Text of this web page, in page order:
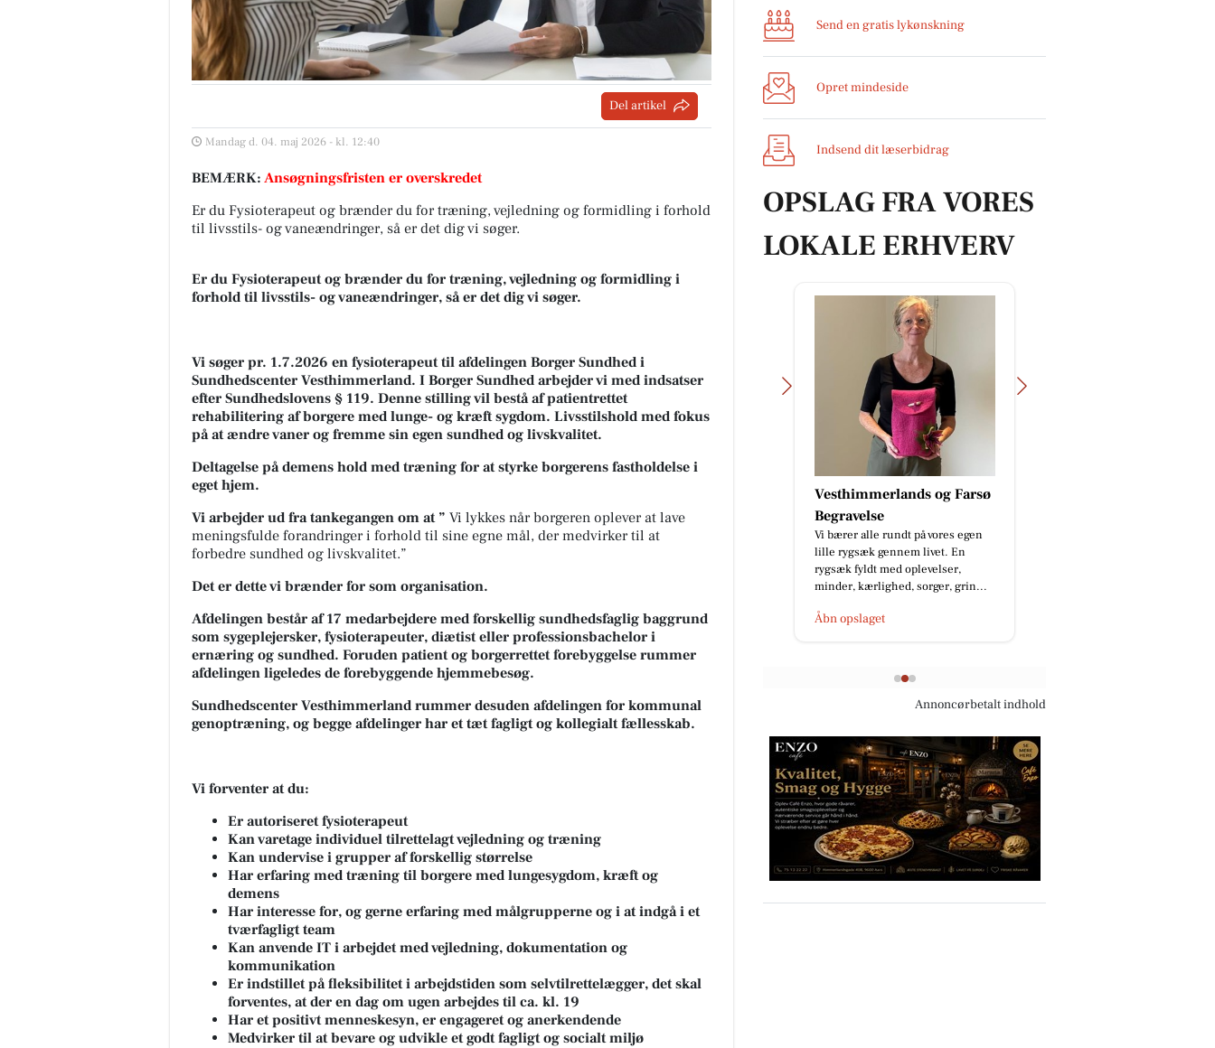
Del artikel
Mandag d. 04. maj 2026 - kl. 12:40
BEMÆRK: Ansøgningsfristen er overskredet
Er du Fysioterapeut og brænder du for træning, vejledning og formidling i forhold
til livsstils- og vaneændringer, så er det dig vi søger.
Er du Fysioterapeut og brænder du for træning, vejledning og formidling i
forhold til livsstils- og vaneændringer, så er det dig vi søger.
Vi søger pr. 1.7.2026 en fysioterapeut til afdelingen Borger Sundhed i
Sundhedscenter Vesthimmerland. I Borger Sundhed arbejder vi med indsatser
efter Sundhedslovens § 119. Denne stilling vil bestå af patientrettet
rehabilitering af borgere med lunge- og kræft sygdom. Livsstilshold med fokus
på at ændre vaner og fremme sin egen sundhed og livskvalitet.
Deltagelse på demens hold med træning for at styrke borgerens fastholdelse i
eget hjem.
Vi arbejder ud fra tankegangen om at ” Vi lykkes når borgeren oplever at lave
meningsfulde forandringer i forhold til sine egne mål, der medvirker til at
forbedre sundhed og livskvalitet.”
Det er dette vi brænder for som organisation.
Afdelingen består af 17 medarbejdere med forskellig sundhedsfaglig baggrund
som sygeplejersker, fysioterapeuter, diætist eller professionsbachelor i
ernæring og sundhed. Foruden patient og borgerrettet forebyggelse rummer
afdelingen ligeledes de forebyggende hjemmebesøg.
Sundhedscenter Vesthimmerland rummer desuden afdelingen for kommunal
genoptræning, og begge afdelinger har et tæt fagligt og kollegialt fællesskab.
Vi forventer at du:
Er autoriseret fysioterapeut
Kan varetage individuel tilrettelagt vejledning og træning
Kan undervise i grupper af forskellig størrelse
Har erfaring med træning til borgere med lungesygdom, kræft og
demens
Har interesse for, og gerne erfaring med målgrupperne og i at indgå i et
tværfagligt team
Kan anvende IT i arbejdet med vejledning, dokumentation og
kommunikation
Er indstillet på fleksibilitet i arbejdstiden som selvtilrettelægger, det skal
forventes, at der en dag om ugen arbejdes til ca. kl. 19
Har et positivt menneskesyn, er engageret og anerkendende
Medvirker til at bevare og udvikle et godt fagligt og socialt miljø
Send en gratis lykønskning
Opret mindeside
Indsend dit læserbidrag
OPSLAG FRA VORES
LOKALE ERHVERV
💥💥💥💥🅙︎ 🅐︎ 🅣︎ 🅐︎ 🅚︎ 💥💥💥💥
Zig zag Tommi t-shirt børn ​😱💰 JA
TAK PRIS: KUN 90 kr. 😱💰
Åbn opslaget
Vesthimmerlands og Farsø
Vi bærer alle rundt på vores egen
lille rygsæk gennem livet. En
rygsæk fyldt med oplevelser,
minder, kærlighed, sorger, grin...
Annoncørbetalt indhold